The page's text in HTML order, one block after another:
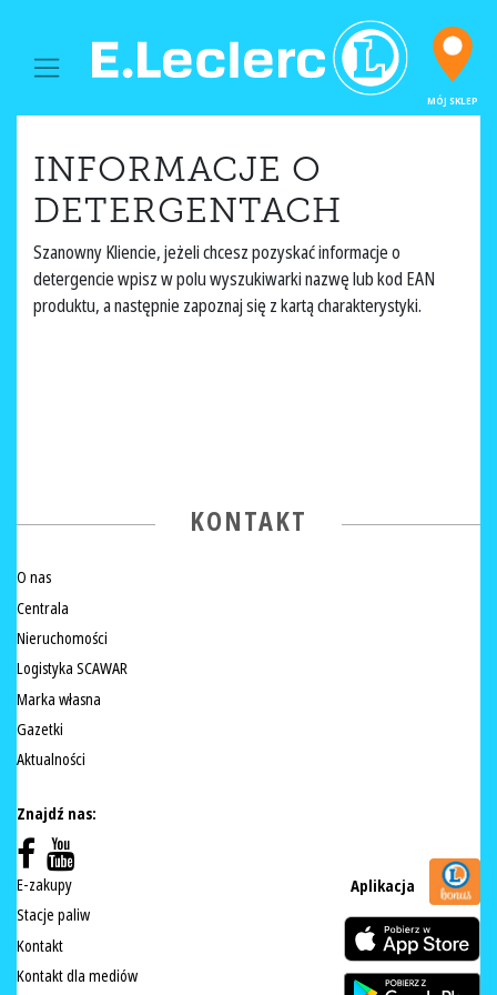
MAIN NAVIGATION
MÓJ SKLEP
INFORMACJE O
DETERGENTACH
Szanowny Kliencie, jeżeli chcesz pozyskać informacje o
detergencie wpisz w polu wyszukiwarki nazwę lub kod EAN
produktu, a następnie zapoznaj się z kartą charakterystyki.
KONTAKT
O nas
Centrala
Nieruchomości
Logistyka SCAWAR
Marka własna
Gazetki
Aktualności
Znajdź nas:
E-zakupy
Stacje paliw
Kontakt
Kontakt dla mediów
Aplikacja